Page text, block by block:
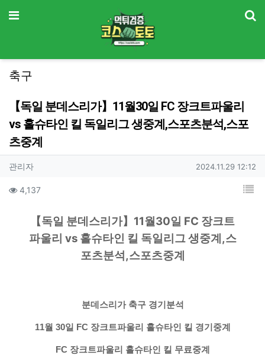
메뉴
축구
【독일 분데스리가】11월30일 FC 장크트파울리
vs 홀슈타인 킬 독일리그 생중계,스포츠분석,스포
츠중계
작성자 정보
관리자작성 작성일
2024.11.29 12:12
컨텐츠 정보
4,137조회 목
본문【독일 분데스리가】11월30일 FC 장크트
파울리 vs 홀슈타인 킬 독일리그 생중계,스
포츠분석,스포츠중계
분데스리가 축구 경기분석
11월 30일 FC 장크트파울리 홀슈타인 킬 경기중계
FC 장크트파울리 홀슈타인 킬 무료중계